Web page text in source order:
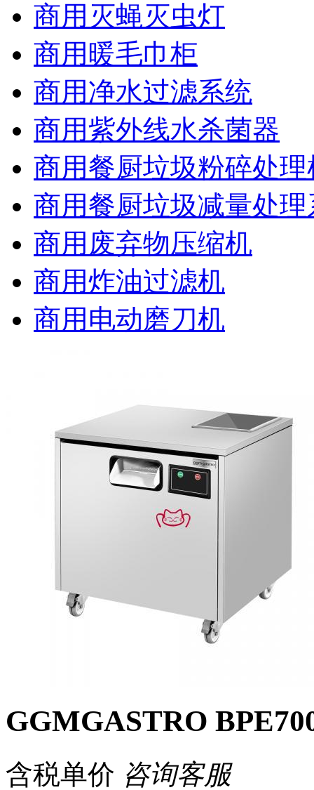
商用灭蝇灭虫灯
商用暖毛巾柜
商用净水过滤系统
商用紫外线水杀菌器
商用餐厨垃圾粉碎处理
商用餐厨垃圾减量处理
商用废弃物压缩机
商用炸油过滤机
商用电动磨刀机
GGMGASTRO
含税单价 咨询客服